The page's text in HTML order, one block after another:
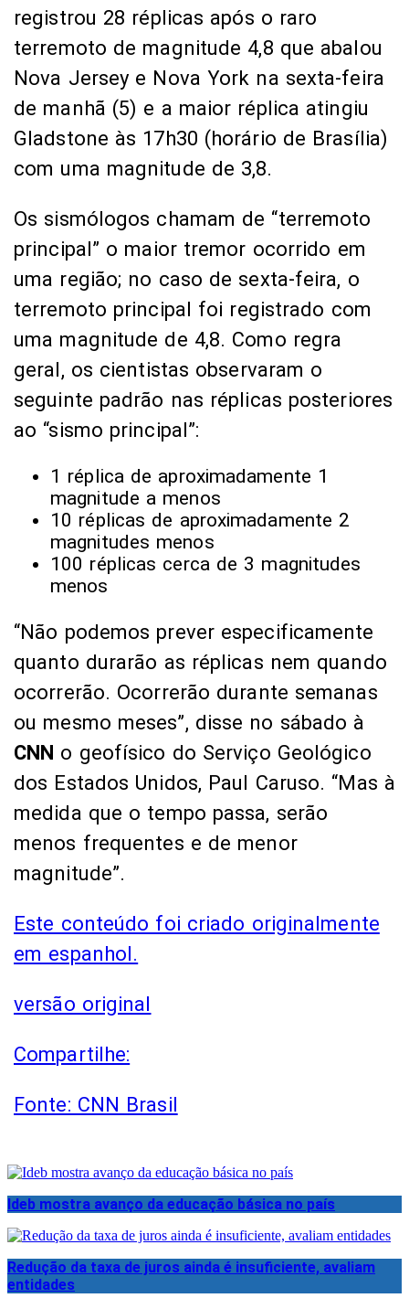
registrou 28 réplicas após o raro
terremoto de magnitude 4,8 que abalou
Nova Jersey e Nova York na sexta-feira
de manhã (5) e a maior réplica atingiu
Gladstone às 17h30 (horário de Brasília)
com uma magnitude de 3,8.
Os sismólogos chamam de “terremoto
principal” o maior tremor ocorrido em
uma região; no caso de sexta-feira, o
terremoto principal foi registrado com
uma magnitude de 4,8. Como regra
geral, os cientistas observaram o
seguinte padrão nas réplicas posteriores
ao “sismo principal”:
1 réplica de aproximadamente 1
magnitude a menos
10 réplicas de aproximadamente 2
magnitudes menos
100 réplicas cerca de 3 magnitudes
menos
“Não podemos prever especificamente
quanto durarão as réplicas nem quando
ocorrerão. Ocorrerão durante semanas
ou mesmo meses”, disse no sábado à
CNN o geofísico do Serviço Geológico
dos Estados Unidos, Paul Caruso. “Mas à
medida que o tempo passa, serão
menos frequentes e de menor
magnitude”.
Este conteúdo foi criado originalmente
em espanhol.
versão original
Compartilhe:
Fonte: CNN Brasil
Ideb mostra avanço da educação básica no país
Redução da taxa de juros ainda é insuficiente, avaliam
entidades